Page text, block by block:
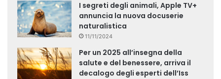
I segreti degli animali, Apple TV+
annuncia la nuova docuserie
naturalistica
11/11/2024
Per un 2025 all’insegna della
salute e del benessere, arriva il
decalogo degli esperti dell’Iss